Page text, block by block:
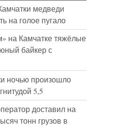
медведи
на голое пугало
на Камчатке тяжёлые
байкер с
ночью произошло
5,5
доставил на
тонн грузов в